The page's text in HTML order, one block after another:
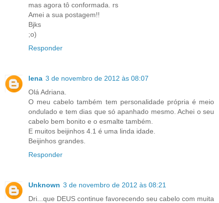
mas agora tô conformada. rs
Amei a sua postagem!!
Bjks
;o)
Responder
lena 3 de novembro de 2012 às 08:07
Olá Adriana.
O meu cabelo também tem personalidade própria é meio
ondulado e tem dias que só apanhado mesmo. Achei o seu
cabelo bem bonito e o esmalte também.
E muitos beijinhos 4.1 é uma linda idade.
Beijinhos grandes.
Responder
Unknown 3 de novembro de 2012 às 08:21
Dri...que DEUS continue favorecendo seu cabelo com muita